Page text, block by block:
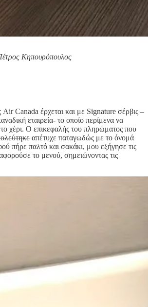
Κηπουρόπουλος
Canada έρχεται και με Signature σέρβις –
εταιρεία- το οποίο περίμενα να
χέρι. Ο επικεφαλής του πληρώματος που
απέτυχε παταγωδώς με το όνομά
πήρε παλτό και σακάκι, μου εξήγησε τις
το μενού, σημειώνοντας τις